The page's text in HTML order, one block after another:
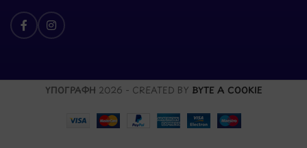
ΥΠΟΓΡΑΦΗ 2026 - CREATED BY BYTE A COOKIE